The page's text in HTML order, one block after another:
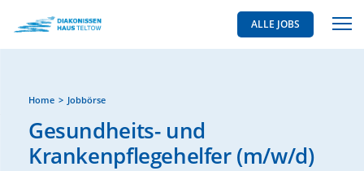
ALLE JOBS
Home Jobbörse
Gesundheits- und
Krankenpflegehelfer (m/w/d)